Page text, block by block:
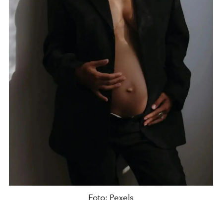
Foto: Pexels